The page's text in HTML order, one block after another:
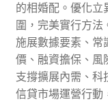
的相婚配。優化立
圍，完美實行方法
施展數據要素、常
價、融資擔保、風
支撐擴展內需、科
信貸市場運營行動